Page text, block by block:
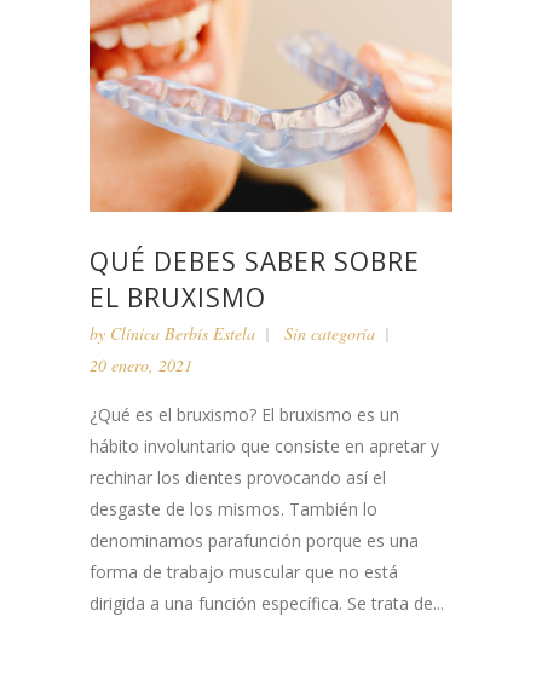
QUÉ DEBES SABER SOBRE
EL BRUXISMO
by Clínica Berbís Estela
Sin categoría
20 enero, 2021
¿Qué es el bruxismo? El bruxismo es un
hábito involuntario que consiste en apretar y
rechinar los dientes provocando así el
desgaste de los mismos. También lo
denominamos parafunción porque es una
forma de trabajo muscular que no está
dirigida a una función específica. Se trata de...